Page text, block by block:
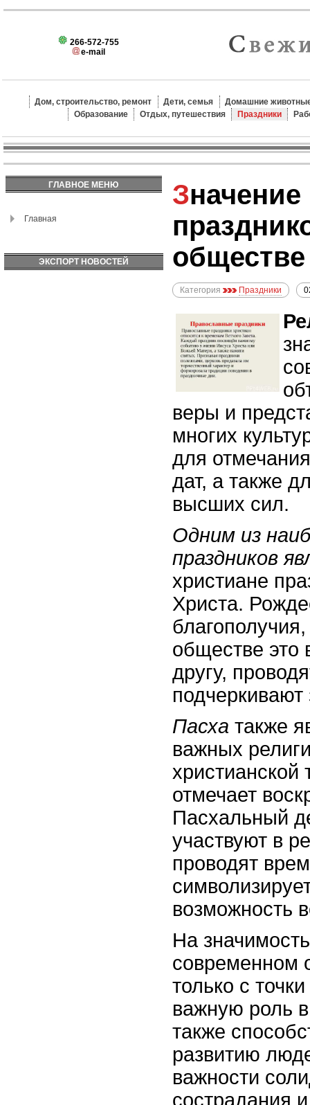
266-572-755
e-mail
Дом, строительство, ремонт Дети, семья
Домашние
Образование
Отдых, путешествия Праздники
ГЛАВНОЕ МЕНЮ
Главная
ЭКСПОРТ НОВОСТЕЙ
Значение религиозных
обществе
Категория Праздники
веры и
многих
для
дат, а также
высших сил.
Одним из
праздников
христиане
Христа.
обществе это
другу,
Пасха также
важных
христианской
отмечает
Пасхальный
участвуют в
проводят
возможность
На
современном
только с
важную роль
также
развитию
важности
сострадания